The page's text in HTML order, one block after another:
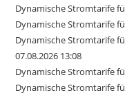
Dynamische Stromtarife
Dynamische Stromtarife
Dynamische Stromtarife
07.08.2026 13:08
Dynamische Stromtarife
Dynamische Stromtarife